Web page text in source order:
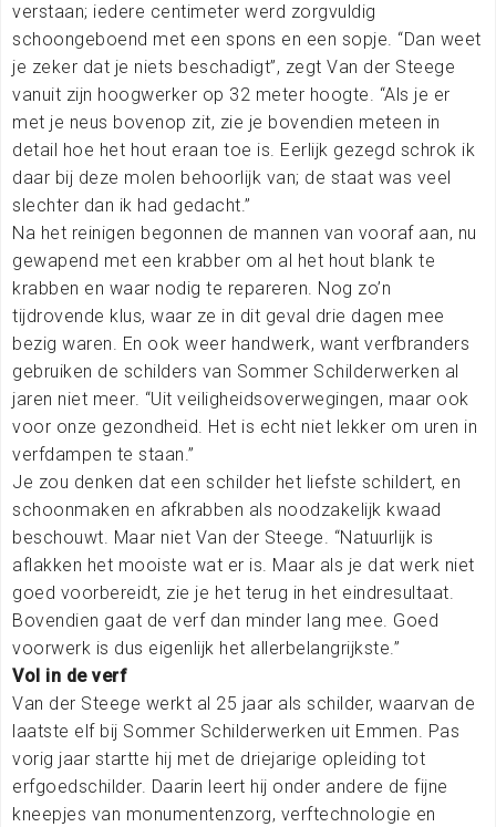
verstaan; iedere centimeter werd zorgvuldig
schoongeboend met een spons en een sopje. “Dan weet
je zeker dat je niets beschadigt”, zegt Van der Steege
vanuit zijn hoogwerker op 32 meter hoogte. “Als je er
met je neus bovenop zit, zie je bovendien meteen in
detail hoe het hout eraan toe is. Eerlijk gezegd schrok ik
daar bij deze molen behoorlijk van; de staat was veel
slechter dan ik had gedacht.”
Na het reinigen begonnen de mannen van vooraf aan, nu
gewapend met een krabber om al het hout blank te
krabben en waar nodig te repareren. Nog zo’n
tijdrovende klus, waar ze in dit geval drie dagen mee
bezig waren. En ook weer handwerk, want verfbranders
gebruiken de schilders van Sommer Schilderwerken al
jaren niet meer. “Uit veiligheidsoverwegingen, maar ook
voor onze gezondheid. Het is echt niet lekker om uren in
verfdampen te staan.”
Je zou denken dat een schilder het liefste schildert, en
schoonmaken en afkrabben als noodzakelijk kwaad
beschouwt. Maar niet Van der Steege. “Natuurlijk is
aflakken het mooiste wat er is. Maar als je dat werk niet
goed voorbereidt, zie je het terug in het eindresultaat.
Bovendien gaat de verf dan minder lang mee. Goed
voorwerk is dus eigenlijk het allerbelangrijkste.”
Vol in de verf
Van der Steege werkt al 25 jaar als schilder, waarvan de
laatste elf bij Sommer Schilderwerken uit Emmen. Pas
vorig jaar startte hij met de driejarige opleiding tot
erfgoedschilder. Daarin leert hij onder andere de fijne
kneepjes van monumentenzorg, verftechnologie en